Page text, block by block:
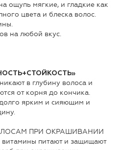
ощупь мягкие, и гладкие как
цвета и блеска волос.
на любой вкус.
в глубину волоса и
от корня до кончика.
ярким и сияющим и
ПРИ ОКРАШИВАНИИ
питают и защищают